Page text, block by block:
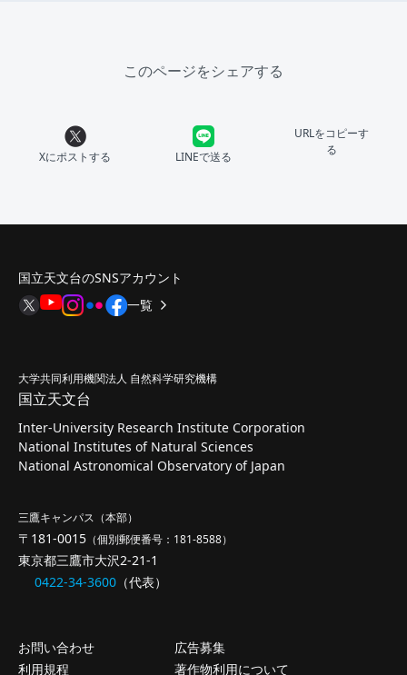
このページをシェアする
Xにポストする LINEで送る
URLをコピーす
る
国立天文台のSNSアカウント
一覧
大学共同利用機関法人 自然科学研究機構
国立天文台
Inter-University Research Institute Corporation
National Institutes of Natural Sciences
National Astronomical Observatory of Japan
三鷹キャンパス（本部）
〒181-0015 （個別郵便番号：181-8588）
東京都三鷹市大沢2-21-1
0422-34-3600 （代表）
お問い合わせ
広告募集
利用規程
著作物利用について